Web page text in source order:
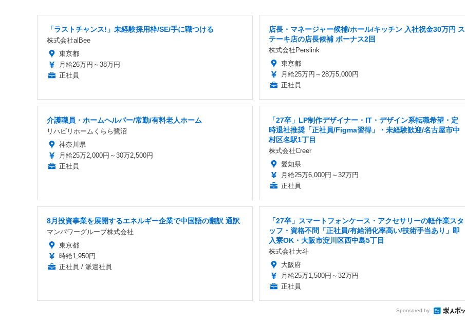
「ラストチャンス!」未経験採用枠/SE/手に職つける
株式会社alBee
東京都
月給26万円～38万円
正社員
店長・マネージャー候補/ホール/キッチン 入社祝金30万円 ス
テーキ店の店長候補 ボーナス2回
株式会社Perslink
東京都
月給25万円～28万5,000円
正社員
介護職員・ホームヘルパー/常勤/有料老人ホーム
リハビリホームくらら鷺沼
神奈川県
月給25万2,000円～30万2,500円
正社員
「27卒」LP制作デザイナー・IT・デザイン系転職希望・定
時退社推奨「正社員/Figma習得」・未経験歓迎/名古屋市中
村区名駅1丁目
株式会社Creer
愛知県
月給25万6,000円～32万円
正社員
8月投資事業を展開するエネルギー企業で中国語の翻訳 通訳
マンパワーグループ株式会社
東京都
時給1,950円
正社員 / 派遣社員
「27卒」スマートフォンケース・アクセサリーの軽作業スタ
ッフ・資格不問「正社員/有給消化率高い/技術手当あり」即
入寮OK・大阪市淀川区西中島5丁目
株式会社大斗
大阪府
月給25万1,500円～32万円
正社員
Sponsored by